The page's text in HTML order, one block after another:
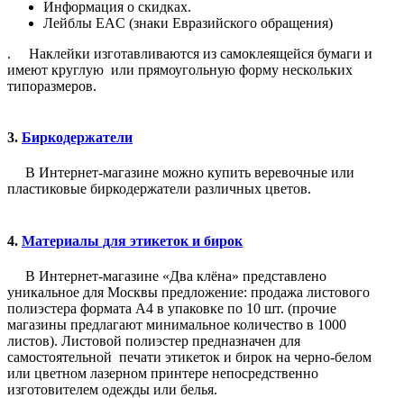
Информация о скидках.
Лейблы EAC (знаки Евразийского обращения)
. Наклейки изготавливаются из самоклеящейся бумаги и
имеют круглую или прямоугольную форму нескольких
типоразмеров.
3. Биркодержатели
В Интернет-магазине можно купить веревочные или
пластиковые биркодержатели различных цветов.
4. Материалы для этикеток и бирок
В Интернет-магазине «Два клёна» представлено
уникальное для Москвы предложение: продажа листового
полиэстера формата А4 в упаковке по 10 шт. (прочие
магазины предлагают минимальное количество в 1000
листов). Листовой полиэстер предназначен для
самостоятельной печати этикеток и бирок на черно-белом
или цветном лазерном принтере непосредственно
изготовителем одежды или белья.